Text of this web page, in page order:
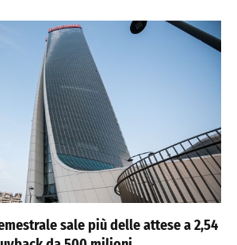
sale più delle attese a 2,54